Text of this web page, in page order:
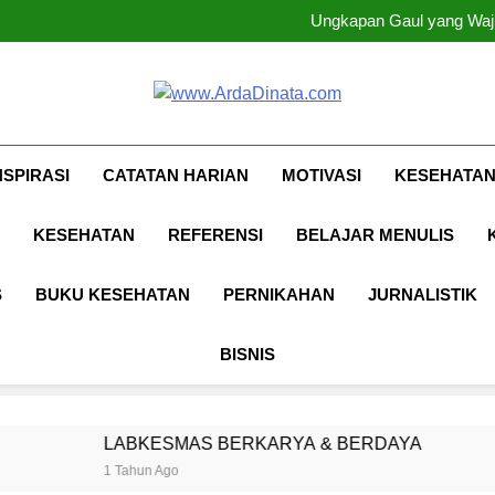
Ungkapan Gaul yang
Ungkapan Gaul yang
CATATAN HARIAN MOTIVASI
KESEHATAN REFERENSI BELAJAR MENULIS
BUKU KESEHATAN PERNIKAHAN JURNALISTIK
BISNIS
BERKARYA & BERDAYA